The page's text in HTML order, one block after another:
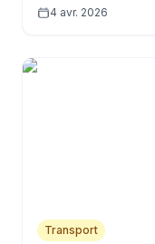
4 avr. 2026
Transport